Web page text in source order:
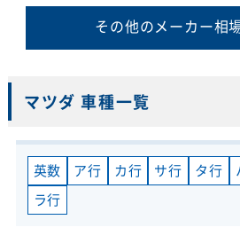
その他のメーカー相
マツダ 車種一覧
英数 ア行 カ行 サ行 タ行
ラ行